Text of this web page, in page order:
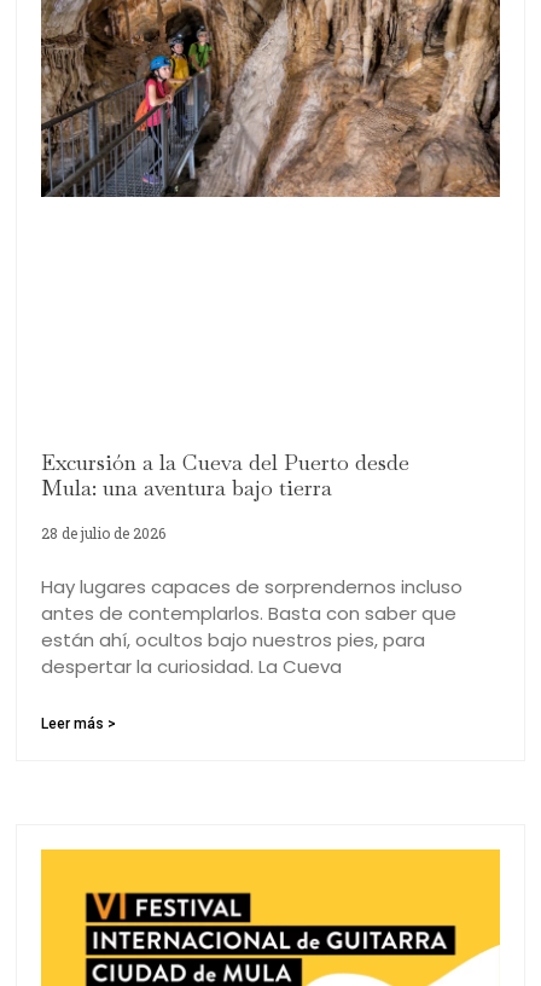
Excursión a la Cueva del Puerto desde
Mula: una aventura bajo tierra
28 de julio de 2026
Hay lugares capaces de sorprendernos incluso
antes de contemplarlos. Basta con saber que
están ahí, ocultos bajo nuestros pies, para
despertar la curiosidad. La Cueva
Leer más >